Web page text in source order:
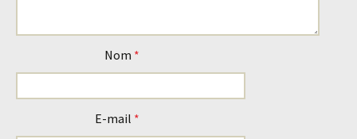
Nom *
E-mail *